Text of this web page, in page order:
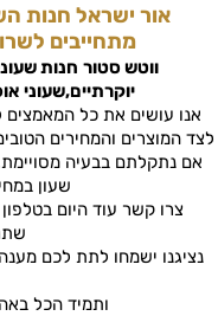
אור ישראל חנות
מתחייבים
ווטש סטור חנות
יוקרתיים,שעוני
אנו עושים את כל המאמצים
לצד המוצרים והמחירים
אם נתקלתם בבעיה
שעון
צרו קשר עוד היום
ותמיד הכל